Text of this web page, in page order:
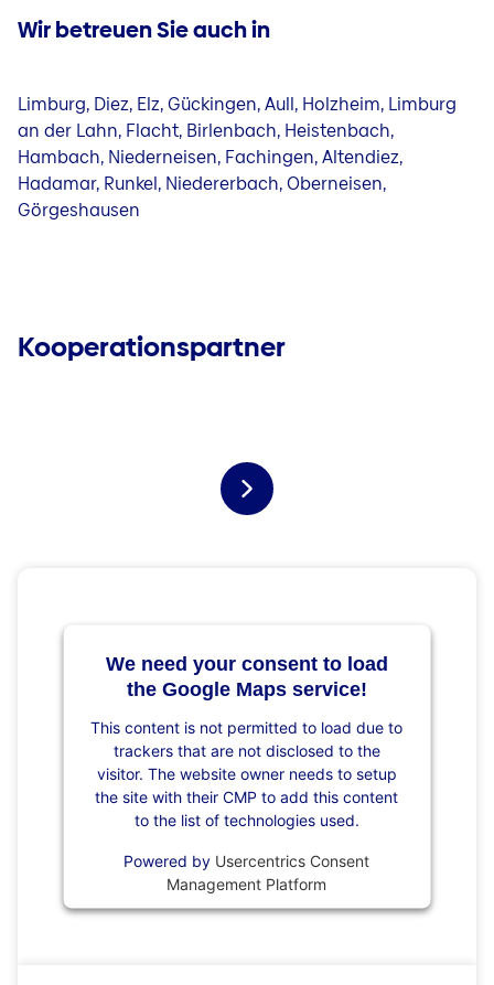
Wir betreuen Sie auch in
Limburg, Diez, Elz, Gückingen, Aull, Holzheim, Limburg
an der Lahn, Flacht, Birlenbach, Heistenbach,
Hambach, Niederneisen, Fachingen, Altendiez,
Hadamar, Runkel, Niedererbach, Oberneisen,
Görgeshausen
Kooperationspartner
We need your consent to load
the Google Maps service!
This content is not permitted to load due to
trackers that are not disclosed to the
visitor. The website owner needs to setup
the site with their CMP to add this content
to the list of technologies used.
Powered by Usercentrics Consent
Management Platform